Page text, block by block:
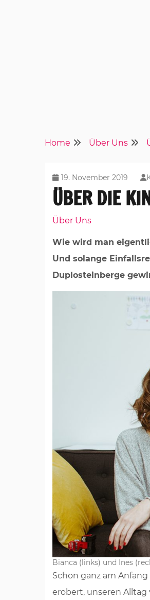
Home Über Uns
19. November 2019
ÜBER DIE
Über Uns
Wie wird man
Und solange
Duplosteinberge
Bianca (links) und Ines
Schon ganz am
erobert, unseren